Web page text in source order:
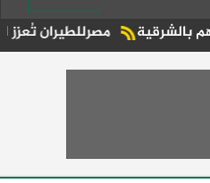
مصرللطيران تُعزز الحركة